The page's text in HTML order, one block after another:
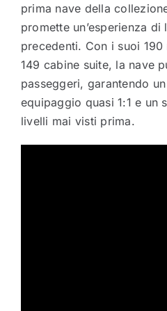
prima nave della
promette un’esperienza di
precedenti. Con i suoi
149 cabine suite, la nave
passeggeri, garantendo
equipaggio quasi 1:1 e un
livelli mai visti prima.